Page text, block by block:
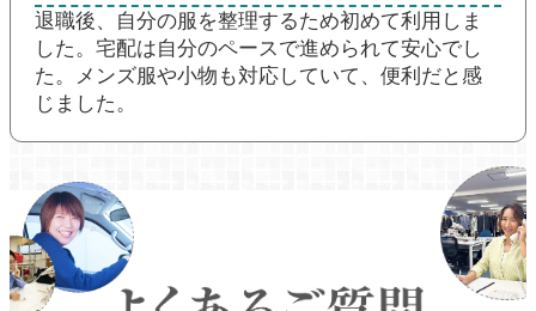
退職後、自分の服を整理するため初めて利用しま
した。宅配は自分のペースで進められて安心でし
た。メンズ服や小物も対応していて、便利だと感
じました。